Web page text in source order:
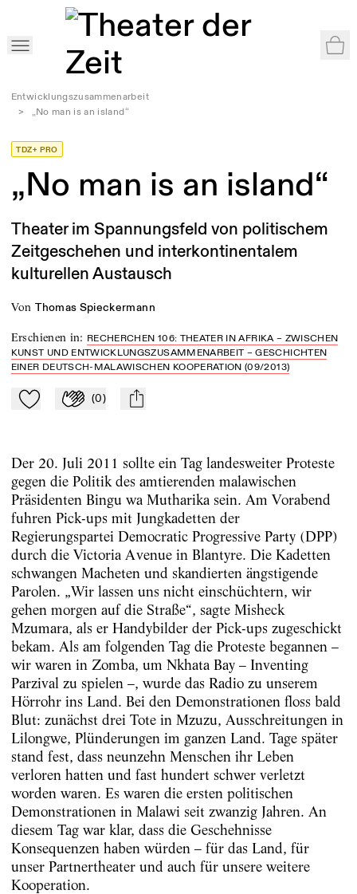
Shop
>
Entwicklungszusammenarbeit
>
„No man is an island“
TDZ+ PRO
„No man is an island“
Theater im Spannungsfeld von politischem
Zeitgeschehen und interkontinentalem
kulturellen Austausch
von Thomas Spieckermann
Erschienen in: RECHERCHEN 106: THEATER IN AFRIKA – ZWISCHEN
KUNST UND ENTWICKLUNGSZUSAMMENARBEIT – GESCHICHTEN
EINER DEUTSCH-MALAWISCHEN KOOPERATION (09/2013)
Zu Mein-TdZ hinzufügen
Applaudieren
(0) mail
Der 20. Juli 2011 sollte ein Tag landesweiter Proteste
gegen die Politik des amtierenden malawischen
Präsidenten Bingu wa Mutharika sein. Am Vorabend
fuhren Pick-ups mit Jungkadetten der
Regierungspartei Democratic Progressive Party (DPP)
durch die Victoria Avenue in Blantyre. Die Kadetten
schwangen Macheten und skandierten ängstigende
Parolen. „Wir lassen uns nicht einschüchtern, wir
gehen morgen auf die Straße“, sagte Misheck
Mzumara, als er Handybilder der Pick-ups zugeschickt
bekam. Als am folgenden Tag die Proteste begannen –
wir waren in Zomba, um Nkhata Bay – Inventing
Parzival zu spielen –, wurde das Radio zu unserem
Hörrohr ins Land. Bei den Demonstrationen floss bald
Blut: zunächst drei Tote in Mzuzu, Ausschreitungen in
Lilongwe, Plünderungen im ganzen Land. Tage später
stand fest, dass neunzehn Menschen ihr Leben
verloren hatten und fast hundert schwer verletzt
worden waren. Es waren die ersten politischen
Demonstrationen in Malawi seit zwanzig Jahren. An
diesem Tag war klar, dass die Geschehnisse
Konsequenzen haben würden – für das Land, für
unser Partnertheater und auch für unsere weitere
Kooperation.